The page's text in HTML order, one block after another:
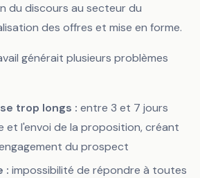
du discours au secteur du
des offres et mise en forme.
générait plusieurs problèmes
trop longs : entre 3 et 7 jours
et l'envoi de la proposition, créant
du prospect
: impossibilité de répondre à toutes